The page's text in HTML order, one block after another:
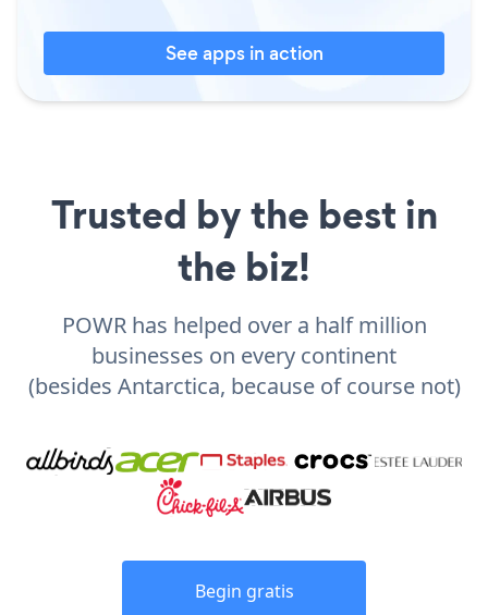
See apps in action
Trusted by the best in
the biz!
POWR has helped over a half million
businesses on every continent
(besides Antarctica, because of course not)
Begin gratis